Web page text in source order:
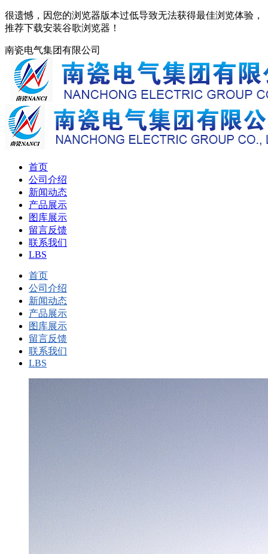
很遗憾，因您的浏览器版本过低导致无法获得最佳浏览体验，
推荐下载安装谷歌浏览器！
南瓷电气集团有限公司
首页
公司介绍
新闻动态
产品展示
图库展示
留言反馈
联系我们
LBS
首页
公司介绍
新闻动态
产品展示
图库展示
留言反馈
联系我们
LBS